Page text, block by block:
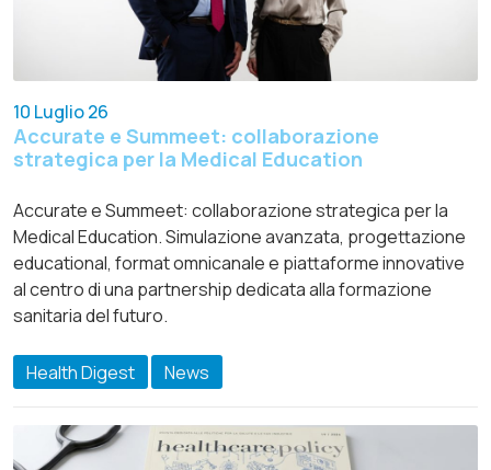
10 Luglio 26
Accurate e Summeet: collaborazione
strategica per la Medical Education
Accurate e Summeet: collaborazione strategica per la
Medical Education. Simulazione avanzata, progettazione
educational, format omnicanale e piattaforme innovative
al centro di una partnership dedicata alla formazione
sanitaria del futuro.
Health Digest News